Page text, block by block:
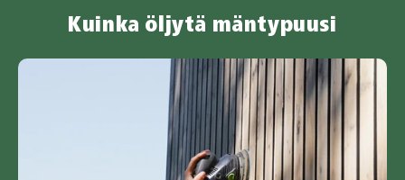
Kuinka öljytä mäntypuusi